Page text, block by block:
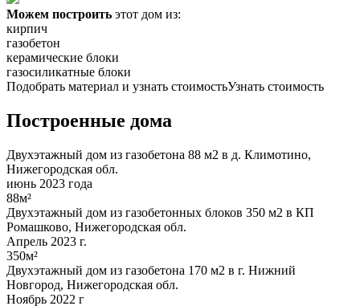
Можем построить этот дом из:
кирпич
газобетон
керамические блоки
газосиликатные блоки
Подобрать материал и узнать стоимостьУзнать стоимость
Построенные дома
Двухэтажный дом из газобетона 88 м2 в д. Климотино,
Нижегородская обл.
июнь 2023 года
88м²
Двухэтажный дом из газобетонных блоков 350 м2 в КП
Ромашково, Нижегородская обл.
Апрель 2023 г.
350м²
Двухэтажный дом из газобетона 170 м2 в г. Нижний
Новгород, Нижегородская обл.
Ноябрь 2022 г